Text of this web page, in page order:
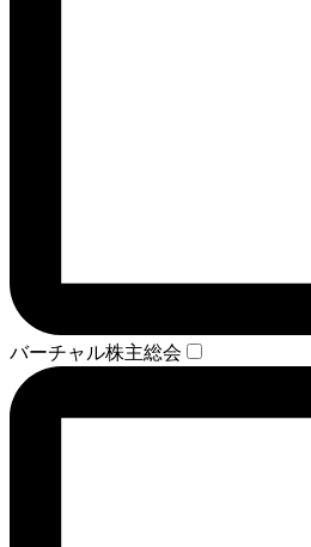
バーチャル株主総会